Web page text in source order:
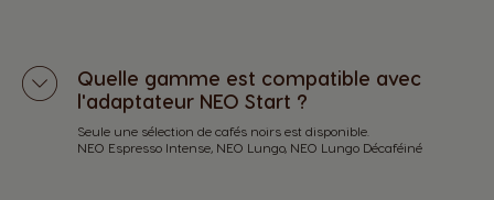
Quelle gamme est compatible avec
l'adaptateur NEO Start ?
Seule une sélection de cafés noirs est disponible.
NEO Espresso Intense, NEO Lungo, NEO Lungo Décaféiné